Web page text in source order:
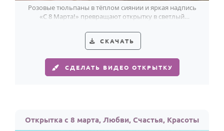
Розовые тюльпаны в тёплом сиянии и яркая надпись
«С 8 Марта!» превращают открытку в светлый
СКАЧАТЬ
СДЕЛАТЬ ВИДЕО ОТКРЫТКУ
Открытка с 8 марта, Любви, Счастья, Красоты